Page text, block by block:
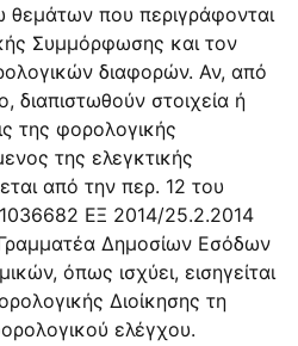
που περιγράφονται
Συμμόρφωσης και τον
διαφορών. Αν, από
διαπιστωθούν στοιχεία ή
της φορολογικής
της ελεγκτικής
από την περ. 12 του
ΕΞ 2014/25.2.2014
Δημοσίων Εσόδων
όπως ισχύει, εισηγείται
Διοίκησης τη
ελέγχου.